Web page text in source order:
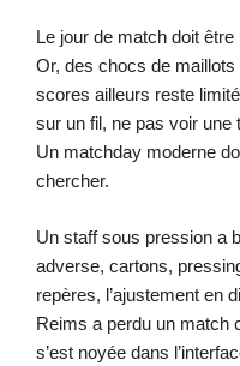
Le jour de match doit être
Or, des chocs de
scores ailleurs reste
sur un fil, ne pas voir une
Un matchday moderne
chercher.
Un staff sous pression a
adverse, cartons,
repères, l’ajustement en
Reims a perdu un match
s’est noyée dans